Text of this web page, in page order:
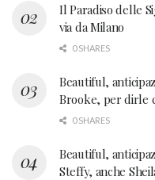
Il Paradiso delle
via da Milano
0 SHARES
Beautiful,
Brooke, per dirle
0 SHARES
Beautiful,
Steffy, anche